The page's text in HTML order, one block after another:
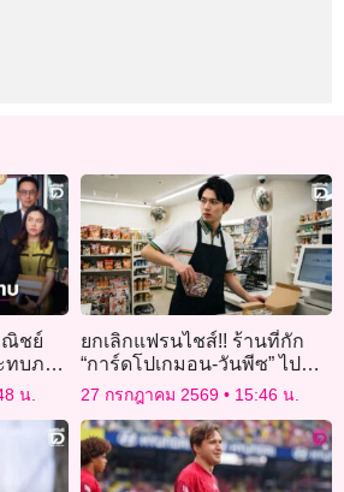
ณิชย์
ทบภาษี
น.
ยกเลิกแฟรนไชส์!! ร้านที่กัก
“การ์ดโปเกมอน-วันพีซ” ไป
ขายต่อ
27 กรกฎาคม 2569 15:46 น.